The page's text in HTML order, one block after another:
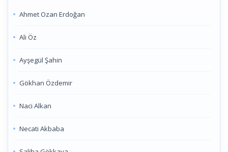
Ahmet Ozan Erdoğan
Ali Öz
Ayşegül Şahin
Gökhan Özdemir
Naci Alkan
Necati Akbaba